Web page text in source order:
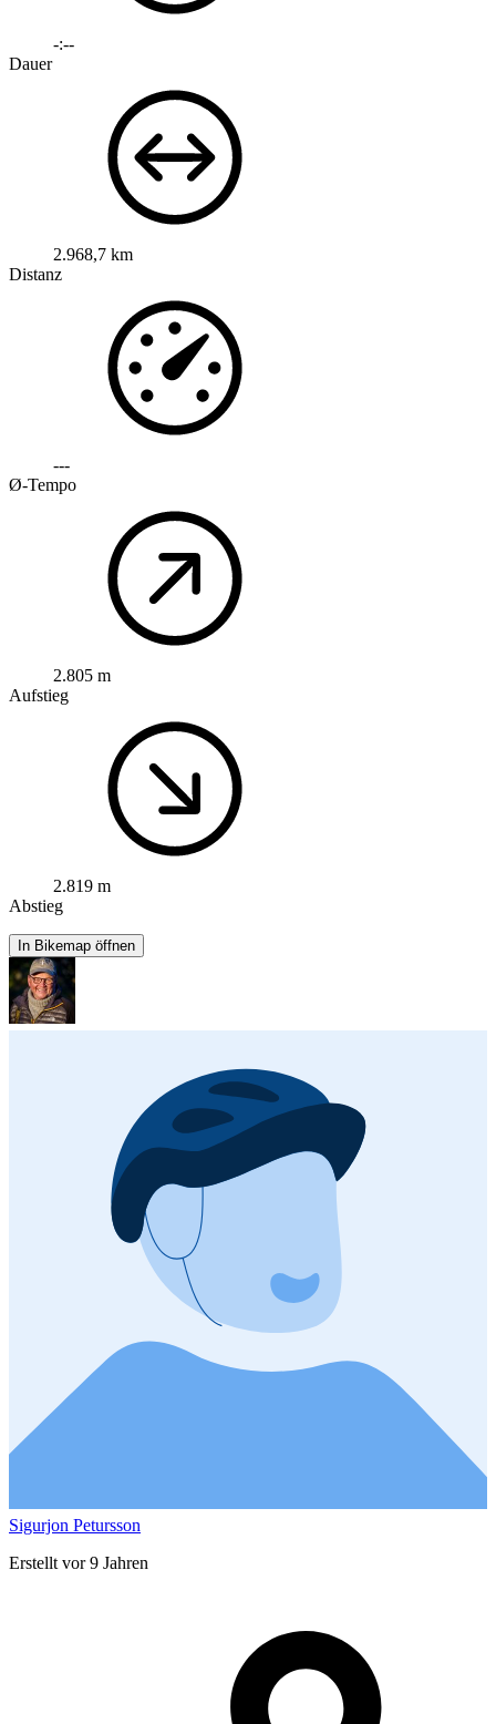
-:--
Dauer
2.968,7 km
Distanz
---
Ø-Tempo
2.805 m
Aufstieg
2.819 m
Abstieg
In Bikemap öffnen
Sigurjon Petursson
Erstellt vor 9 Jahren